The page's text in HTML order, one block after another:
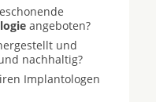
angeboten?
und
nachhaltig?
Implantologen